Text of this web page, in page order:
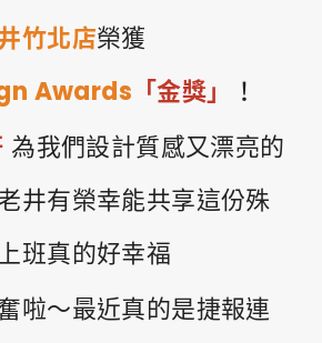
せ
竹北店榮獲
Awards 「金獎」
！
為我們設計質感又漂亮的
井有榮幸能共享這份殊
班真的好幸福
啦～最近真的是捷報連